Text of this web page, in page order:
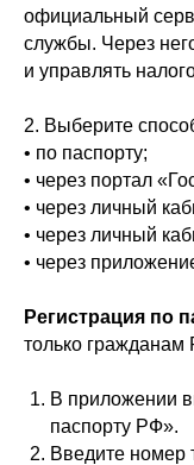
официальный
службы. Через
и управлять
2. Выберите
• по паспорту;
• через портал
• через личный
• через личный
• через
Регистрация по
только гражданам
В приложении
паспорту РФ».
Введите номер